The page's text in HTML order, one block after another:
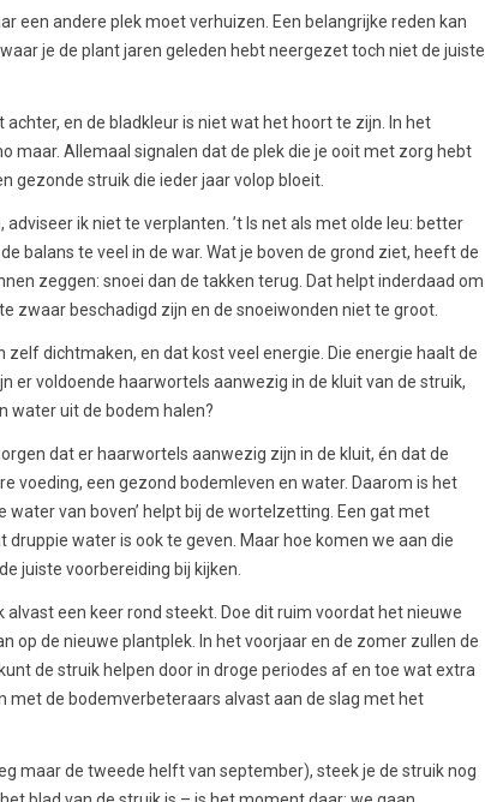
een andere plek moet verhuizen. Een belangrijke reden kan
je de plant jaren geleden hebt neergezet toch niet de juiste
en de bladkleur is niet wat het hoort te zijn. In het
maar. Allemaal signalen dat de plek die je ooit met zorg hebt
gezonde struik die ieder jaar volop bloeit.
ik niet te verplanten. ’t Is net als met olde leu: better
balans te veel in de war. Wat je boven de grond ziet, heeft de
zeggen: snoei dan de takken terug. Dat helpt inderdaad om
zwaar beschadigd zijn en de snoeiwonden niet te groot.
dichtmaken, en dat kost veel energie. Die energie haalt de
er voldoende haarwortels aanwezig in de kluit van de struik,
water uit de bodem halen?
dat er haarwortels aanwezig zijn in de kluit, én dat de
voeding, een gezond bodemleven en water. Daarom is het
van boven’ helpt bij de wortelzetting. Een gat met
water is ook te geven. Maar hoe komen we aan die
juiste voorbereiding bij kijken.
een keer rond steekt. Doe dit ruim voordat het nieuwe
op de nieuwe plantplek. In het voorjaar en de zomer zullen de
de struik helpen door in droge periodes af en toe wat extra
met de bodemverbeteraars alvast aan de slag met het
maar de tweede helft van september), steek je de struik nog